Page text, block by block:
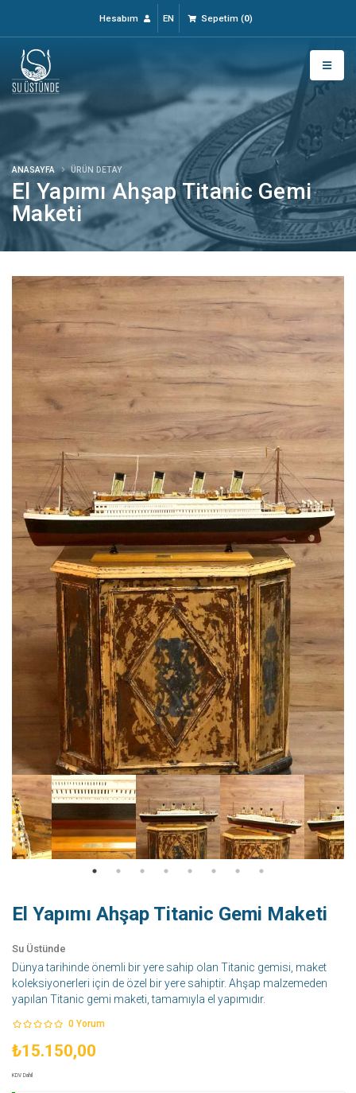
Hesabım EN Sepetim (0)
El Yapımı Ahşap Titanic Gemi
Maketi
ANASAYFA ÜRÜN DETAY
El Yapımı Ahşap Titanic Gemi Maketi
Su Üstünde
Dünya tarihinde önemli bir yere sahip olan Titanic gemisi, maket
koleksiyonerleri için de özel bir yere sahiptir. Ahşap malzemeden
yapılan Titanic gemi maketi, tamamıyla el yapımıdır.
0 Yorum
₺15.150,00
KDV Dahil